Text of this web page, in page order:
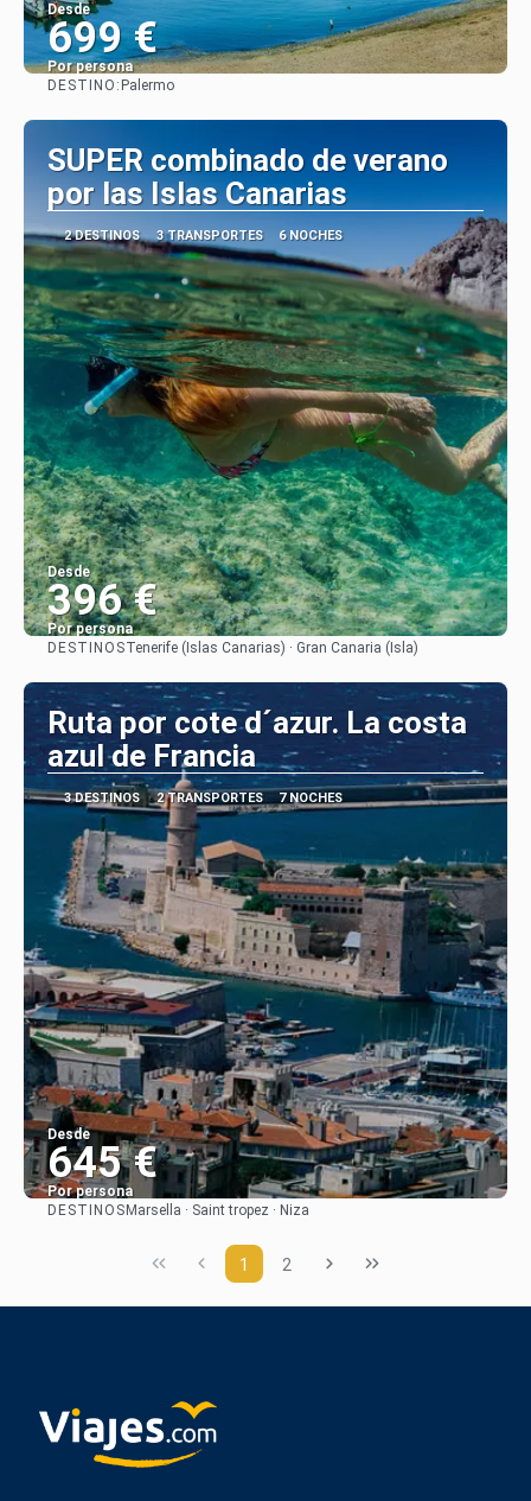
Desde
699 €
Por persona
DESTINO: Palermo
SUPER combinado de verano
por las Islas Canarias
2 DESTINOS 3 TRANSPORTES 6 NOCHES
Desde
396 €
Por persona
DESTINOSTenerife (Islas Canarias) · Gran Canaria (Isla)
Ruta por cote d´azur. La costa
azul de Francia
3 DESTINOS 2 TRANSPORTES 7 NOCHES
Desde
645 €
Por persona
DESTINOS Marsella · Saint tropez · Niza
1 2